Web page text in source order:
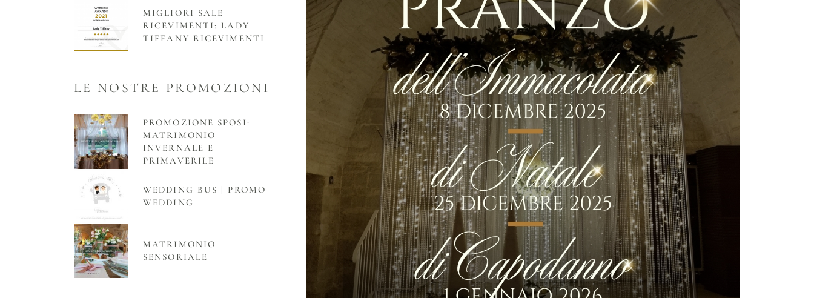
MIGLIORI SALE
RICEVIMENTI: LADY
TIFFANY RICEVIMENTI
LE NOSTRE PROMOZIONI
PROMOZIONE SPOSI:
MATRIMONIO
INVERNALE E
PRIMAVERILE
WEDDING BUS | PROMO
WEDDING
MATRIMONIO
SENSORIALE